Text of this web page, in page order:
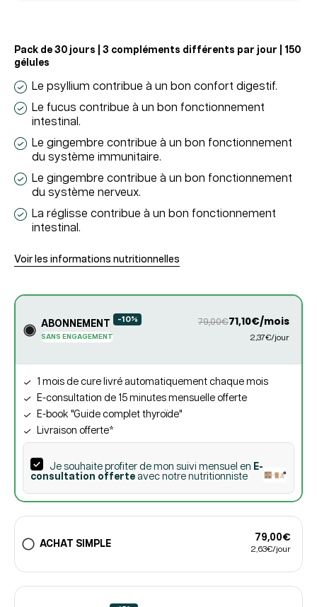
Pack de 30 jours | 3 compléments différents par jour | 150
gélules
Le psyllium contribue à un bon confort digestif.
Le fucus contribue à un bon fonctionnement
intestinal.
Le gingembre contribue à un bon fonctionnement
du système immunitaire.
Le gingembre contribue à un bon fonctionnement
du système nerveux.
La réglisse contribue à un bon fonctionnement
intestinal.
Voir les informations nutritionnelles
ABONNEMENT -10%
SANS ENGAGEMENT
79,00€71,10€/mois
2,37€/jour
1 mois de cure livré automatiquement chaque mois
E-consultation de 15 minutes mensuelle offerte
E-book "Guide complet thyroïde"
Livraison offerte*
Je souhaite profiter de mon suivi mensuel en E-
consultation offerte avec notre nutritionniste
ACHAT SIMPLE 79,00€
2,63€/jour